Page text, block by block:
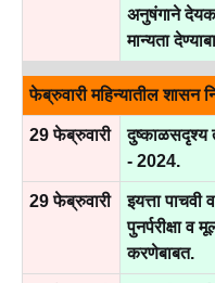
अनुषंगाने
मान्यता
फेब्रुवारी महिन्यातील शासन
29 फेब्रुवारी
दुष्काळसदृश्य
- 2024.
29 फेब्रुवारी
इयत्ता पाचवी
पुनर्परीक्षा व
करणेबाबत.